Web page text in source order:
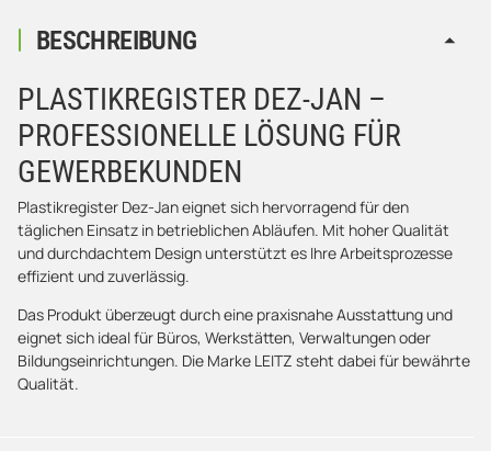
BESCHREIBUNG
PLASTIKREGISTER DEZ-JAN –
PROFESSIONELLE LÖSUNG FÜR
GEWERBEKUNDEN
Plastikregister Dez-Jan eignet sich hervorragend für den
täglichen Einsatz in betrieblichen Abläufen. Mit hoher Qualität
und durchdachtem Design unterstützt es Ihre Arbeitsprozesse
effizient und zuverlässig.
Das Produkt überzeugt durch eine praxisnahe Ausstattung und
eignet sich ideal für Büros, Werkstätten, Verwaltungen oder
Bildungseinrichtungen. Die Marke LEITZ steht dabei für bewährte
Qualität.